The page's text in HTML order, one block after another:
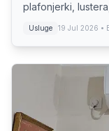
plafonjerki,
baterija i sifona.
Usluge 19 Jul 2026 •